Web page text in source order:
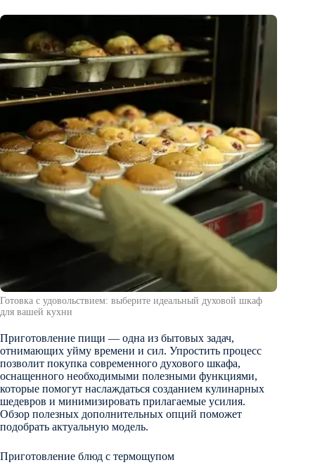
Готовка с удовольствием: выберите идеальный духовой шкаф
для вашей кухни
Приготовление пищи — одна из бытовых задач,
отнимающих уйму времени и сил. Упростить процесс
позволит покупка современного духового шкафа,
оснащенного необходимыми полезными функциями,
которые помогут наслаждаться созданием кулинарных
шедевров и минимизировать прилагаемые усилия.
Обзор полезных дополнительных опций поможет
подобрать актуальную модель.
Приготовление блюд с термощупом